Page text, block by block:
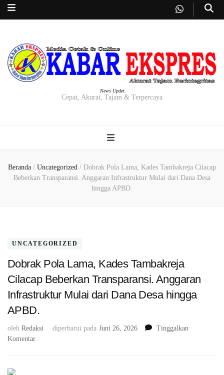
News Updet
Cepat, Akurat, Tajam & Terpercaya
Beranda / Uncategorized / Dobrak Pola Lama, Kades Tambakreja Cilacap
Beberkan Transparansi. Anggaran Infrastruktur Mulai dari Dana Desa
hingga APBD.
UNCATEGORIZED
Dobrak Pola Lama, Kades Tambakreja
Cilacap Beberkan Transparansi. Anggaran
Infrastruktur Mulai dari Dana Desa hingga
APBD.
oleh Redaksi diperbarui pada Juni 26, 2026
Tinggalkan
Komentarpada